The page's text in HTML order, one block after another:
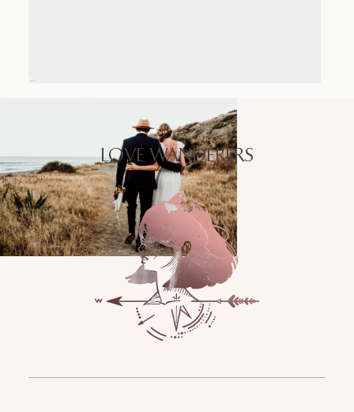
LOVE WANDERERS